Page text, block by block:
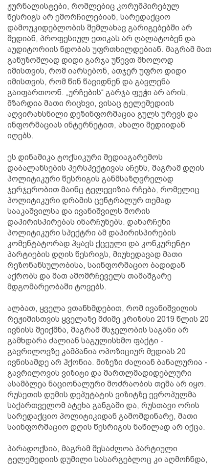
ჟურნალისტები, რომლებიც კორუმპირებულ
წესრიგს არ ემორჩილებიან, სარედაქციო
დამოუკიდებლობის შემლახავ გარიგებებში არ
შედიან, პროფესიულ ეთიკას არ ღალატობენ და
აუდიტორიის ნდობას უფრთხილდებიან. მაგრამ მათ
განუზომლად დიდი გარჯა უწევთ მხოლოდ
იმისთვის, რომ იარსებონ, ათჯერ უფრო დიდი
იმისთვის, რომ წინ წავიდნენ და გავლენა
გაიფართოონ. „ურჩების“ გარჯა ფუჭი არ არის,
მზარდია მათი რიცხვი, ვისაც ტელემედიის
აღვირახსნილი დეზინფორმაცია გულს ურევს და
ინფორმაციას ინტერნეტით, ახალი მედიიდან
იღებს.
ეს დინამიკა ტოქსიკური მედიაგარემოს
დაბალანსების პერსპექტივას აჩენს, მაგრამ დღის
პოლიტიკური წესრიგის განმსაზღვრელად
ჯერჯერობით მაინც ტელევიზია რჩება, რომელიც
პოლიტიკური დრამის ცენტრალურ თემად
სააკაშვილსა და ივანიშვილს შორის
დაპირისპირებას ინარჩუნებს. დანარჩენი
პოლიტიკური სპექტრი ამ დაპირისპირების
კომენტატორად ჰყავს ქცეული და კონკურენტი
პარტიების დღის წესრიგს, მიუხედავად მათი
რეზონანსულობისა, საინფორმაციო ბადიდან
აქრობს და მათ ამომრჩეველს თამაშგარე
მდგომარეობაში ტოვებს.
ალბათ, ყველა ვთანხმდებით, რომ ივანიშვილის
რეჟიმისთვის ყველაზე მძიმე კრიზისი 2019 წლის 20
ივნისს შეიქმნა, მაგრამ მსჯელობის საგანი არ
გამხდარა ძალიან საგულისხმო ფაქტი -
გავრილოვზე კამპანია ოპოზიციურ მედიას 20
ივნისამდე არ ჰქონია. მიზეზი ძალიან ბანალურია -
გავრილოვის ვიზიტი და მართლმადიდებლური
ასამბლეა ნაციონალური მოძრაობის თემა არ იყო.
რუსეთის დუმის დეპუტატის ვიზიტზე ევროპულმა
საქართველომ ატეხა განგაში და, რუსთავი ორის
სარედაქციო პოლიტიკიდან გამომდინარე, მათი
საინფორმაციო დღის წესრიგის ნაწილად არ იქცა.
პარადოქსია, მაგრამ შესაძლოა პარტიული
ტელემედიის დუმილი სასარგებლოც კი აღმოჩნდა,